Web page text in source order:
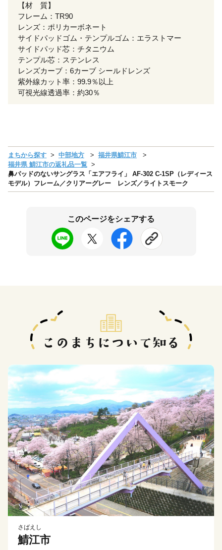
【材 質】
フレーム：TR90
レンズ：ポリカーボネート
サイドパッドゴム・テンプルゴム：エラストマー
サイドパッド芯：チタニウム
テンプル芯：ステンレス
レンズカーブ：6カーブ シールドレンズ
紫外線カット率：99.9％以上
可視光線透過率：約30％
まちから探す 中部地方
福井県鯖江市
福井県 鯖江市の返礼品一覧
鼻パッドのないサングラス「エアフライ」 AF-302 C-1SP（レディース
モデル）フレーム／クリアーグレー レンズ／ライトスモーク
このページをシェアする
さばえし
鯖江市